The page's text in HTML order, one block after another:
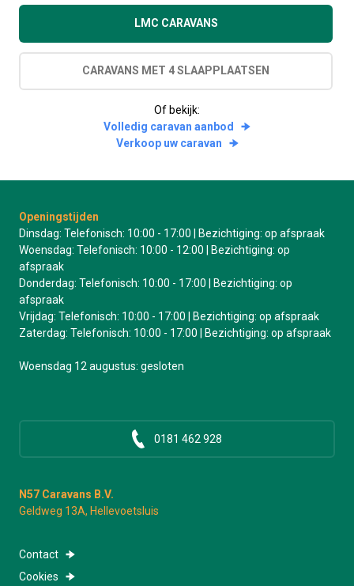
LMC CARAVANS
CARAVANS MET 4 SLAAPPLAATSEN
Of bekijk:
Volledig caravan aanbod
Verkoop uw caravan
Openingstijden
Dinsdag: Telefonisch: 10:00 - 17:00 | Bezichtiging: op afspraak
Woensdag: Telefonisch: 10:00 - 12:00 | Bezichtiging: op
afspraak
Donderdag: Telefonisch: 10:00 - 17:00 | Bezichtiging: op
afspraak
Vrijdag: Telefonisch: 10:00 - 17:00 | Bezichtiging: op afspraak
Zaterdag: Telefonisch: 10:00 - 17:00 | Bezichtiging: op afspraak
Woensdag 12 augustus: gesloten
0181 462 928
N57 Caravans B.V.
Geldweg 13A, Hellevoetsluis
Contact
Cookies